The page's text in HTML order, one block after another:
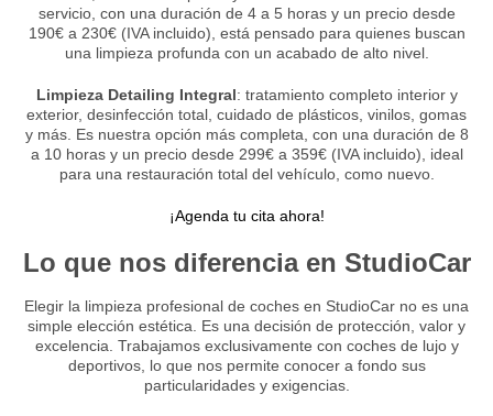
servicio, con una duración de 4 a 5 horas y un precio desde
190€ a 230€ (IVA incluido), está pensado para quienes buscan
una limpieza profunda con un acabado de alto nivel.
Limpieza Detailing Integral: tratamiento completo interior y
exterior, desinfección total, cuidado de plásticos, vinilos, gomas
y más. Es nuestra opción más completa, con una duración de 8
a 10 horas y un precio desde 299€ a 359€ (IVA incluido), ideal
para una restauración total del vehículo, como nuevo.
¡Agenda tu cita ahora!
Lo que nos diferencia en StudioCar
Elegir la limpieza profesional de coches en StudioCar no es una
simple elección estética. Es una decisión de protección, valor y
excelencia. Trabajamos exclusivamente con coches de lujo y
deportivos, lo que nos permite conocer a fondo sus
particularidades y exigencias.